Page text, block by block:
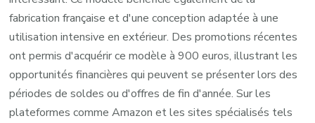
fabrication française et d'une conception adaptée à une
utilisation intensive en extérieur. Des promotions récentes
ont permis d'acquérir ce modèle à 900 euros, illustrant les
opportunités financières qui peuvent se présenter lors des
périodes de soldes ou d'offres de fin d'année. Sur les
plateformes comme Amazon et les sites spécialisés tels